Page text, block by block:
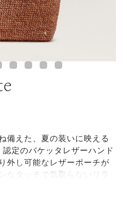
備えた、夏の装いに映える
定のバケッタレザーハンド
外し可能なレザーポーチが
なタッチで気取らないリラ
なるでしょう。